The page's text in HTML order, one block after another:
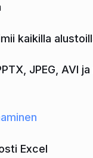
kaikilla
JPEG,
Excel